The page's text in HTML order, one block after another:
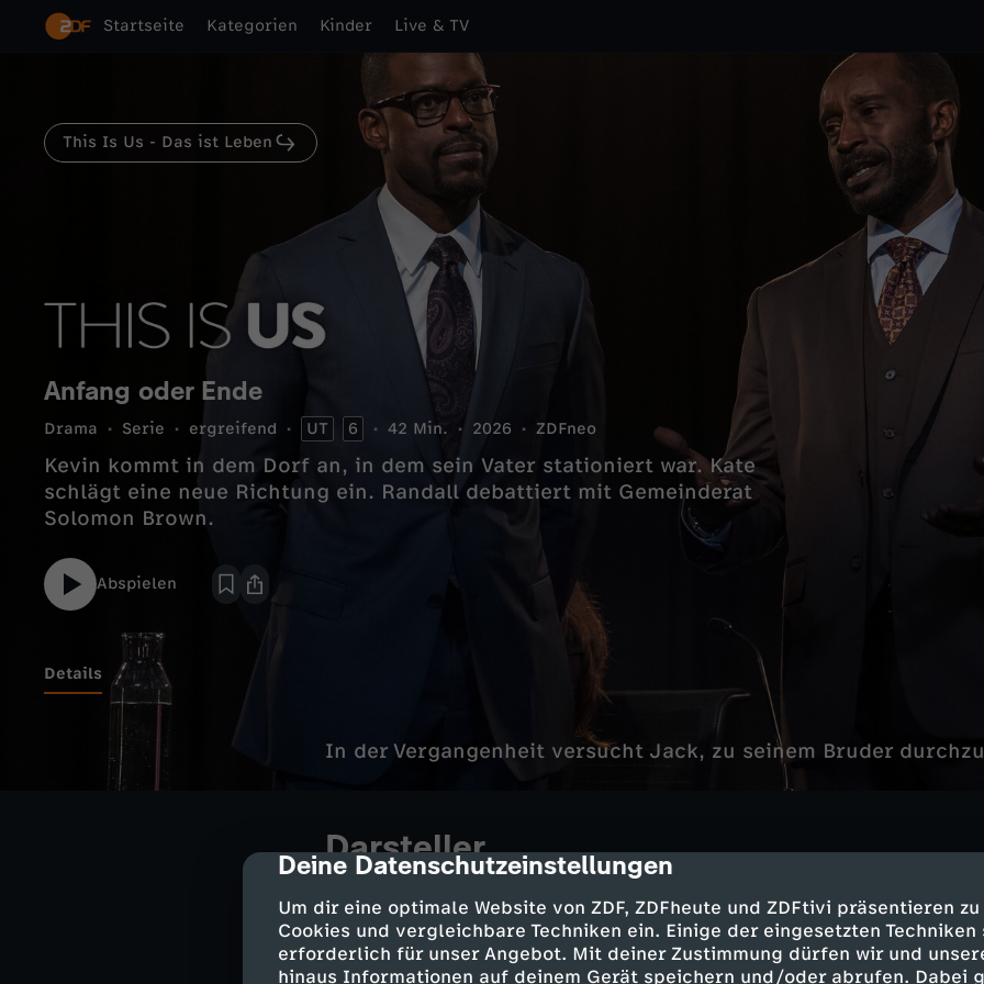
cmp-dialog-description
Deine Datenschutzeinstellungen
Um dir eine optimale Website von ZDF, ZDFheute und ZDFtivi präsentieren
Cookies und vergleichbare Techniken ein. Einige der eingesetzten
erforderlich für unser Angebot. Mit deiner Zustimmung dürfen wir und
hinaus Informationen auf deinem Gerät speichern und/oder abrufen. Dabei
Startseite Kategorien Kinder Live & TV
This Is Us - Das ist Leben
Anfang oder Ende
Drama Serie ergreifend UT 6 42 Min. 2026 ZDFneo
Kevin kommt in dem Dorf an, in dem sein Vater stationiert war. Kate
schlägt eine neue Richtung ein. Randall debattiert mit Gemeinderat
Solomon Brown.
Abspielen
Details
In der Vergangenheit versucht Jack, zu seinem Bruder
Darsteller
Rebecca Pearson - Mandy Moore
Randall Pearson - Sterling K. Brown
Kate Pearson - Chrissy Metz